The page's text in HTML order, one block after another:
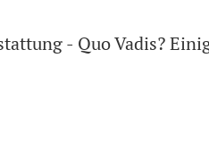
- Quo Vadis?